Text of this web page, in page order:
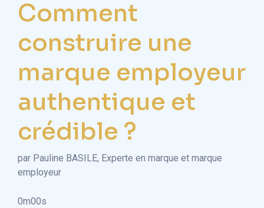
Comment
construire une
marque employeur
authentique et
crédible ?
par Pauline BASILE, Experte en marque et marque
employeur
0m00s